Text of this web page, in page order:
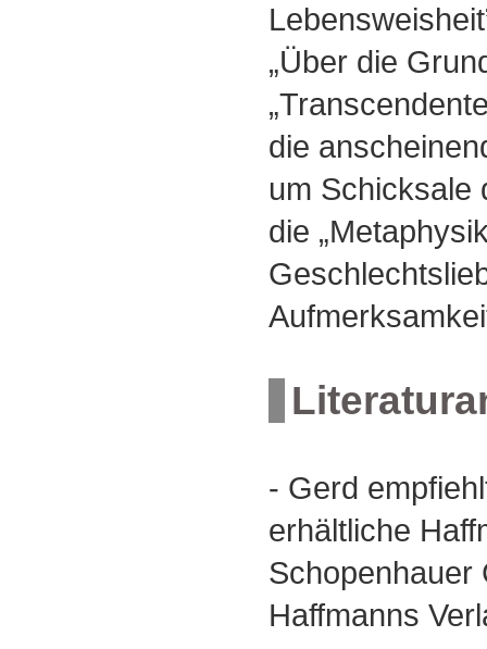
„Über die
die
um Schicksale
die
- Gerd
erhältliche
Schopenhauer
Haffmanns